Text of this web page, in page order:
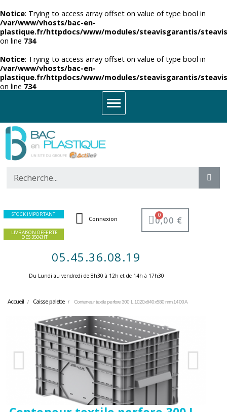
Notice: Trying to access array offset on value of type bool in
/var/www/vhosts/bac-en-
plastique.fr/httpdocs/www/modules/steavisgarantis/
on line 734
Notice: Trying to access array offset on value of type bool in
/var/www/vhosts/bac-en-
plastique.fr/httpdocs/www/modules/steavisgarantis/
on line 734
STOCK IMPORTANT
LIVRAISON OFFERTE
DES 350€HT
Connexion 0,00 €
05.45.36.08.19
Du Lundi au vendredi de 8h30 à 12h et de 14h à 17h30 ​
Accueil Caisse palette Conteneur textile perfore 300 L 1020x640x580 mm 1400 A